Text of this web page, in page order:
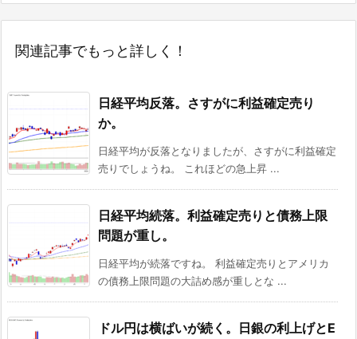
関連記事でもっと詳しく！
日経平均反落。さすがに利益確定売り
か。
日経平均が反落となりましたが、さすがに利益確定
売りでしょうね。 これほどの急上昇 ...
日経平均続落。利益確定売りと債務上限
問題が重し。
日経平均が続落ですね。 利益確定売りとアメリカ
の債務上限問題の大詰め感が重しとな ...
ドル円は横ばいが続く。日銀の利上げとE